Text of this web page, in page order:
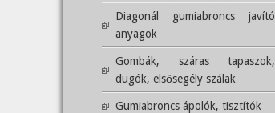
Diagonál gumiabroncs javító
anyagok
Gombák, száras tapaszok,
dugók, elsősegély szálak
Gumiabroncs ápolók, tisztítók